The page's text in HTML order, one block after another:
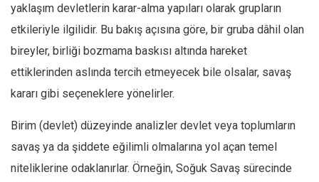
yaklaşım devletlerin karar-alma yapıları olarak grupların
etkileriyle ilgilidir. Bu bakış açısına göre, bir gruba dâhil olan
bireyler, birliği bozmama baskısı altında hareket
ettiklerinden aslında tercih etmeyecek bile olsalar, savaş
kararı gibi seçeneklere yönelirler.
Birim (devlet) düzeyinde analizler devlet veya toplumların
savaş ya da şiddete eğilimli olmalarına yol açan temel
niteliklerine odaklanırlar. Örneğin, Soğuk Savaş sürecinde